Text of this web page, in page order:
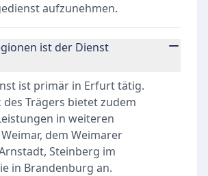
aufzunehmen.
ist der Dienst
ist primär in Erfurt tätig.
des Trägers bietet zudem
in weiteren
dem Weimarer
Steinberg im
in Brandenburg an.